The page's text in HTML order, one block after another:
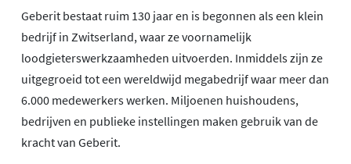
Geberit bestaat ruim 130 jaar en is begonnen als een klein
bedrijf in Zwitserland, waar ze voornamelijk
loodgieterswerkzaamheden uitvoerden. Inmiddels zijn ze
uitgegroeid tot een wereldwijd megabedrijf waar meer dan
6.000 medewerkers werken. Miljoenen huishoudens,
bedrijven en publieke instellingen maken gebruik van de
kracht van Geberit.